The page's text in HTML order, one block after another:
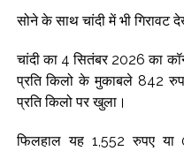
सोने के साथ चांदी में भी गिरावट
चांदी का 4 सितंबर 2026 का
प्रति किलो के मुकाबले 842
प्रति किलो पर खुला।
फिलहाल यह 1,552 रुपए